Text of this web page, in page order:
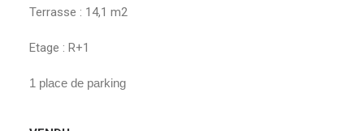
Terrasse : 14,1 m2
Etage : R+1
1 place de parking